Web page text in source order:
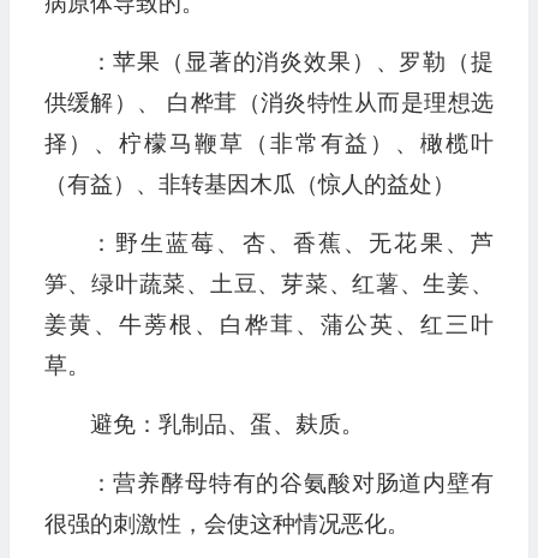
：苹果（显著的消炎效果）、罗勒（提
供缓解）、 白桦茸（消炎特性从而是理想选
择）、柠檬马鞭草（非常有益）、橄榄叶
（有益）、非转基因木瓜（惊人的益处）
：野生蓝莓、杏、香蕉、无花果、芦
笋、绿叶蔬菜、土豆、芽菜、红薯、生姜、
姜黄、牛蒡根、白桦茸、蒲公英、红三叶
草。
避免：乳制品、蛋、麸质。
：营养酵母特有的谷氨酸对肠道内壁有
很强的刺激性，会使这种情况恶化。